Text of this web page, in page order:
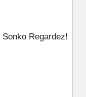
Regardez!